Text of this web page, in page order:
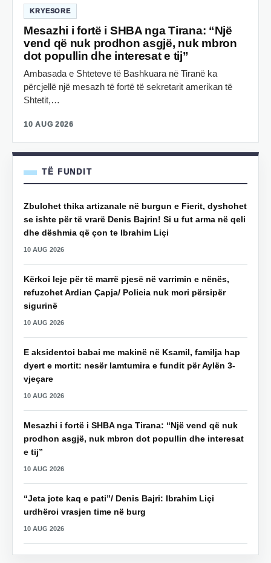
KRYESORE
Mesazhi i fortë i SHBA nga Tirana: “Një
vend që nuk prodhon asgjë, nuk mbron
dot popullin dhe interesat e tij”
Ambasada e Shteteve të Bashkuara në Tiranë ka
përcjellë një mesazh të fortë të sekretarit amerikan të
Shtetit,…
10 AUG 2026
TË FUNDIT
Zbulohet thika artizanale në burgun e Fierit, dyshohet
se ishte për të vrarë Denis Bajrin! Si u fut arma në qeli
dhe dëshmia që çon te Ibrahim Liçi
10 AUG 2026
Kërkoi leje për të marrë pjesë në varrimin e nënës,
refuzohet Ardian Çapja/ Policia nuk mori përsipër
sigurinë
10 AUG 2026
E aksidentoi babai me makinë në Ksamil, familja hap
dyert e mortit: nesër lamtumira e fundit për Aylën 3-
vjeçare
10 AUG 2026
Mesazhi i fortë i SHBA nga Tirana: “Një vend që nuk
prodhon asgjë, nuk mbron dot popullin dhe interesat
e tij”
10 AUG 2026
“Jeta jote kaq e pati”/ Denis Bajri: Ibrahim Liçi
urdhëroi vrasjen time në burg
10 AUG 2026